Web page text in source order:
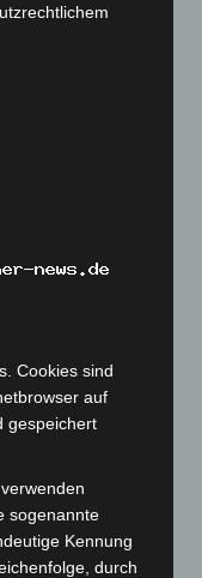
Cookies sind
auf
gespeichert
sogenannte
Kennung
durch